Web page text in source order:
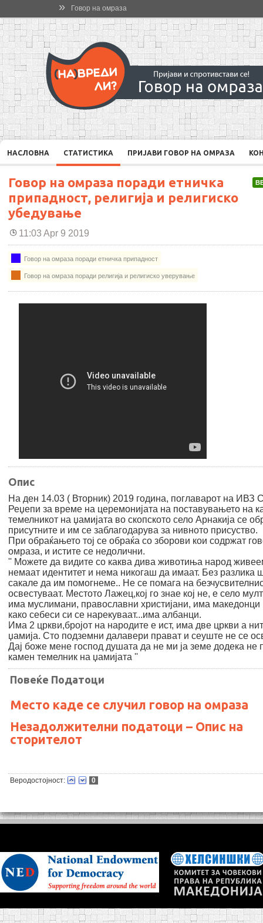
» Говор на омраза
НАСЛОВНА СТАТИСТИКА ПРИЈАВИ ГОВОР НА ОМРАЗА
Говор на омраза поради етничка
припадност, религија и религиско
убедување
11:03 Apr 9 2019
Говор на омраза поради етничка припадност
Говор на омраза поради религија и религиско уверување
Опис
На ден 14.03 ( Вторник) 2019 година, поглаварот на ИВЗ
Реџепи за време на церемонијата на поставувањето на
темелникот на џамијата во скопското село Арнакија се
присутните и им се заблагодарува за нивното присуство.
При обраќањето тој се обраќа со зборови кои содржат
омраза, и истите се недолични.
'' Можете да видите со каква дива животиња народ
немаат идентитет и нема никогаш да имаат. Без разлика
сакале да им помогнеме.. Не се помага на
освестуваат. Местото Лажец,кој го знае кој не, е село
има муслимани, православни христијани, има македонци
како себеси си се нарекуваат...има албанци.
Има 2 цркви,бројот на народите е ист, има две цркви а
џамија. Сто подземни далавери прават и сеуште не се
Дај боже мене господ душата да не ми ја земе додека не
камен темелник на џамијата ''
Повеќе Податоци
Место каде се случил говор на омраза
Незадолжителни податоци – Опис на
сторителот
Веродостојност: 0